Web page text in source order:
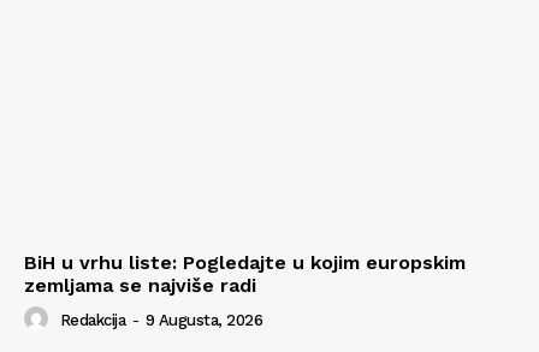
BiH u vrhu liste: Pogledajte u kojim europskim
zemljama se najviše radi
Redakcija - 9 Augusta, 2026